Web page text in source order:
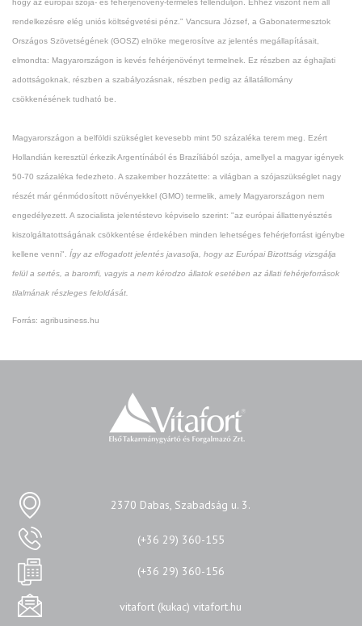
hogy az európai szója- és fehérjenövény-termelés fellendüljön. Ehhez viszont nem áll
rendelkezésre elég uniós költségvetési pénz." Vancsura József, a Gabonatermesztok
Országos Szövetségének (GOSZ) elnöke megerosítve az jelentés megállapításait,
elmondta: Magyarországon is kevés fehérjenövényt termelnek. Ez részben az éghajlati
adottságoknak, részben a szabályozásnak, részben pedig az állatállomány
csökkenésének tudható be.
Magyarországon a belföldi szükséglet kevesebb mint 50 százaléka terem meg. Ezért
Hollandián keresztül érkezik Argentínából és Brazíliából szója, amellyel a magyar igények
50-70 százaléka fedezheto. A szakember hozzátette: a világban a szójaszükséglet nagy
részét már génmódosított növényekkel (GMO) termelik, amely Magyarországon nem
engedélyezett. A szocialista jelentéstevo képviselo szerint: "az európai állattenyésztés
kiszolgáltatottságának csökkentése érdekében minden lehetséges fehérjeforrást igénybe
kellene venni". Így az elfogadott jelentés javasolja, hogy az Európai Bizottság vizsgálja
felül a sertés, a baromfi, vagyis a nem kérodzo állatok esetében az állati fehérjeforrások
tilalmának részleges feloldását.
Forrás: agribusiness.hu
2370 Dabas, Szabadság u. 3.
(+36 29) 360-155
(+36 29) 360-156
vitafort (kukac) vitafort.hu